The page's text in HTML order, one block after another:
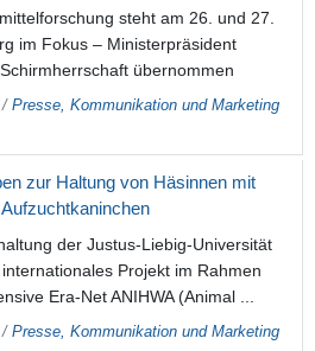
steht am 26. und 27.
im Fokus – Ministerpräsident
übernommen
/ Presse, Kommunikation und Marketing
zur Haltung von Häsinnen mit
der Justus-Liebig-Universität
Projekt im Rahmen
Era-Net ANIHWA (Animal ...
/ Presse, Kommunikation und Marketing